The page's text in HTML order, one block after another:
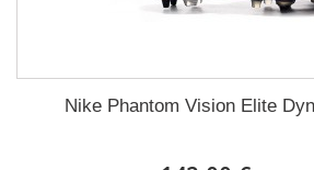
Nike Phantom Vision Elite